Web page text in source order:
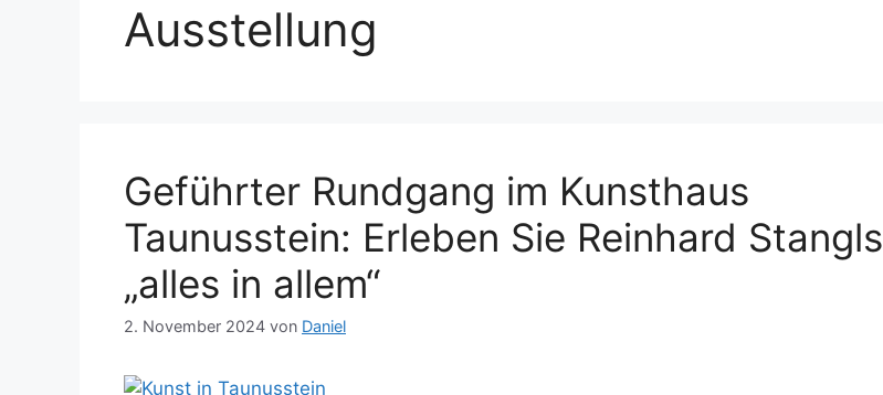
Ausstellung
Geführter Rundgang im Kunsthaus
Taunusstein: Erleben Sie Reinhard Stangls
„alles in allem“
2. November 2024 von Daniel